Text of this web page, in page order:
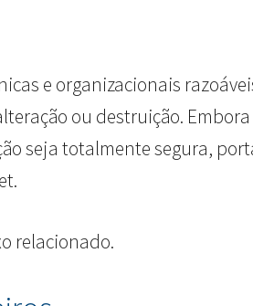
e organizacionais
ou destruição.
seja totalmente segura,
relacionado.